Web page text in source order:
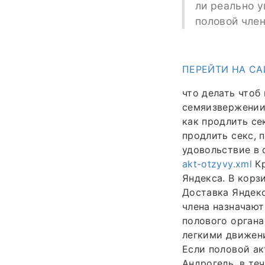
ли реально
половой
ПЕРЕЙТИ НА
что делать
как продлить
продлить секс,
удовольствие в
akt-otzyvy.xml
Яндекса. В
Доставка
члена
полового
легкими
Если половой